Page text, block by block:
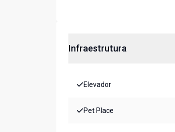
Infraestrutura
Elevador
Pet Place